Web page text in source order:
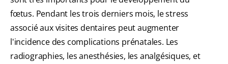
fœtus. Pendant les trois derniers mois, le stress
associé aux visites dentaires peut augmenter
l'incidence des complications prénatales. Les
radiographies, les anesthésies, les analgésiques, et